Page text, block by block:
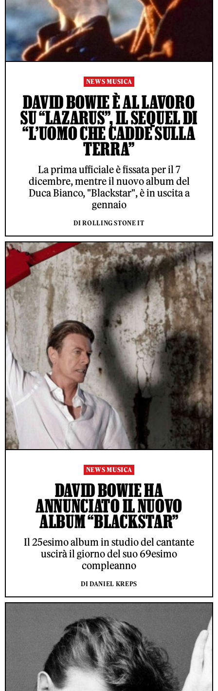
NEWS MUSICA
DAVID BOWIE È AL LAVORO
SU “LAZARUS”, IL SEQUEL DI
“L’UOMO CHE CADDE SULLA
TERRA”
La prima ufficiale è fissata per il 7
dicembre, mentre il nuovo album del
Duca Bianco, "Blackstar", è in uscita a
gennaio
DI ROLLING STONE IT
NEWS MUSICA
DAVID BOWIE HA
ANNUNCIATO IL NUOVO
ALBUM “BLACKSTAR”
Il 25esimo album in studio del cantante
uscirà il giorno del suo 69esimo
compleanno
DI DANIEL KREPS